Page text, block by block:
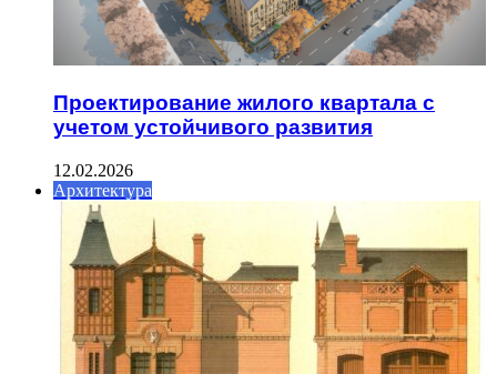
Проектирование жилого квартала с
учетом устойчивого развития
12.02.2026
Архитектура